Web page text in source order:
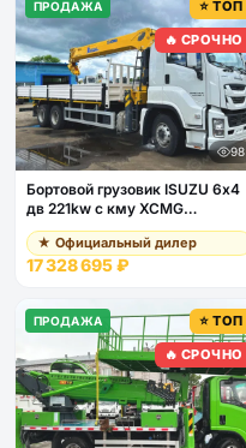
ПРОДАЖА
⭐ ТОП
🔥 СРОЧНО
98
Бортовой грузовик ISUZU 6х4
дв 221kw c кму XCMG
GSQS350-5 гп 14т., стрела
19,6м, кузов 8500х2400х550
★ Официальный дилер
17 328 695 ₽
ПРОДАЖА
⭐ ТОП
🔥 СРОЧНО